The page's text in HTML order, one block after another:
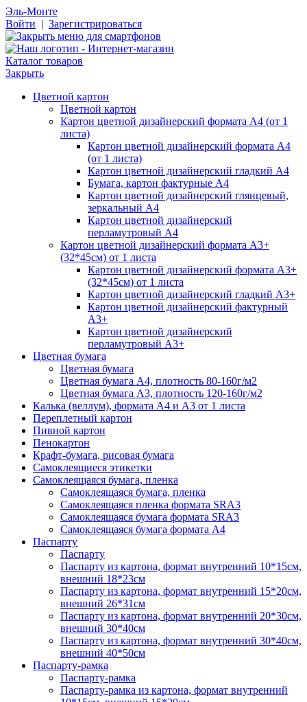
Эль-Монте
Войти | Зарегистрироваться
Каталог товаров
Закрыть
Цветной картон
Цветной картон
Картон цветной дизайнерский формата А4 (от 1
листа)
Картон цветной дизайнерский формата А4
(от 1 листа)
Картон цветной дизайнерский гладкий А4
Бумага, картон фактурные А4
Картон цветной дизайнерский глянцевый,
зеркальный А4
Картон цветной дизайнерский
перламутровый А4
Картон цветной дизайнерский формата А3+
(32*45см) от 1 листа
Картон цветной дизайнерский формата А3+
(32*45см) от 1 листа
Картон цветной дизайнерский гладкий А3+
Картон цветной дизайнерский фактурный
А3+
Картон цветной дизайнерский
перламутровый А3+
Цветная бумага
Цветная бумага
Цветная бумага А4, плотность 80-160г/м2
Цветная бумага А3, плотность 120-160г/м2
Калька (веллум), формата А4 и А3 от 1 листа
Переплетный картон
Пивной картон
Пенокартон
Крафт-бумага, рисовая бумага
Самоклеящиеся этикетки
Самоклеящаяся бумага, пленка
Самоклеящаяся бумага, пленка
Самоклеящаяся пленка формата SRА3
Самоклеящаяся бумага формата SRА3
Самоклеящаяся бумага формата А4
Паспарту
Паспарту
Паспарту из картона, формат внутренний 10*15см,
внешний 18*23см
Паспарту из картона, формат внутренний 15*20см,
внешний 26*31см
Паспарту из картона, формат внутренний 20*30см,
внешний 30*40см
Паспарту из картона, формат внутренний 30*40см,
внешний 40*50см
Паспарту-рамка
Паспарту-рамка
Паспарту-рамка из картона, формат внутренний